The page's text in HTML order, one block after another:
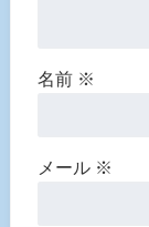
名前 ※
メール ※